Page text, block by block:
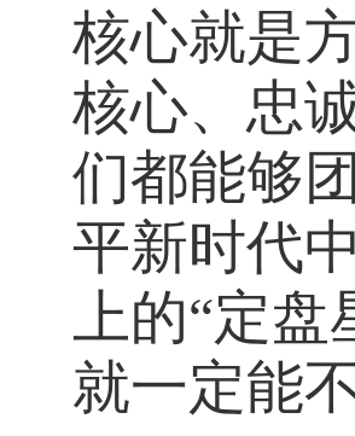
核心就是
核心、忠
们都能够
平新时代
上的“定
就一定能